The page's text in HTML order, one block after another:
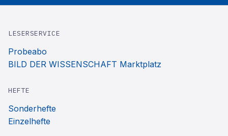
LESERSERVICE
Probeabo
BILD DER WISSENSCHAFT Marktplatz
HEFTE
Sonderhefte
Einzelhefte